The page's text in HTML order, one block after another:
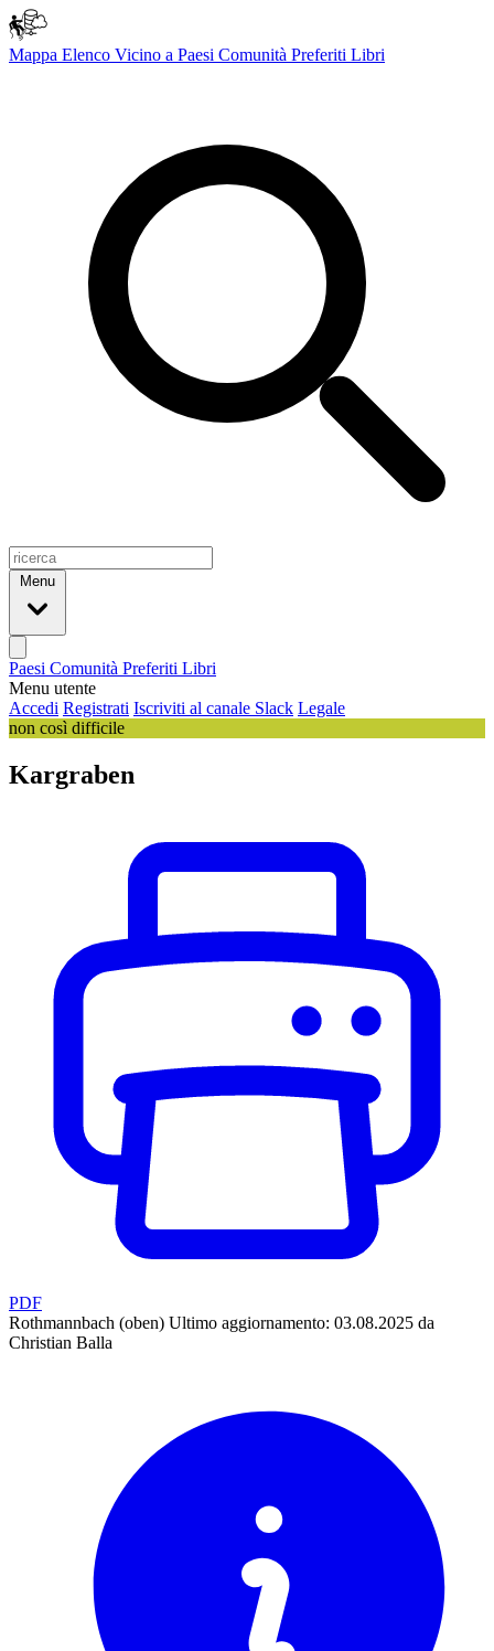
Mappa Elenco Vicino a Paesi Comunità Preferiti Libri
Menu
Paesi Comunità Preferiti Libri
Menu utente
Accedi Registrati Iscriviti al canale Slack Legale
non così difficile
Kargraben
PDF
Rothmannbach (oben) Ultimo aggiornamento: 03.08.2025 da
Christian Balla